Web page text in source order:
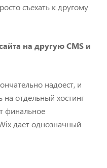
съехать к другому
на другую CMS и
надоест, и
на отдельный хостинг
финальное
дает однозначный